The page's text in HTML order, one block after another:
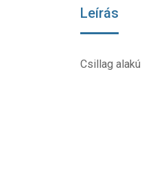
Leírás
Csillag